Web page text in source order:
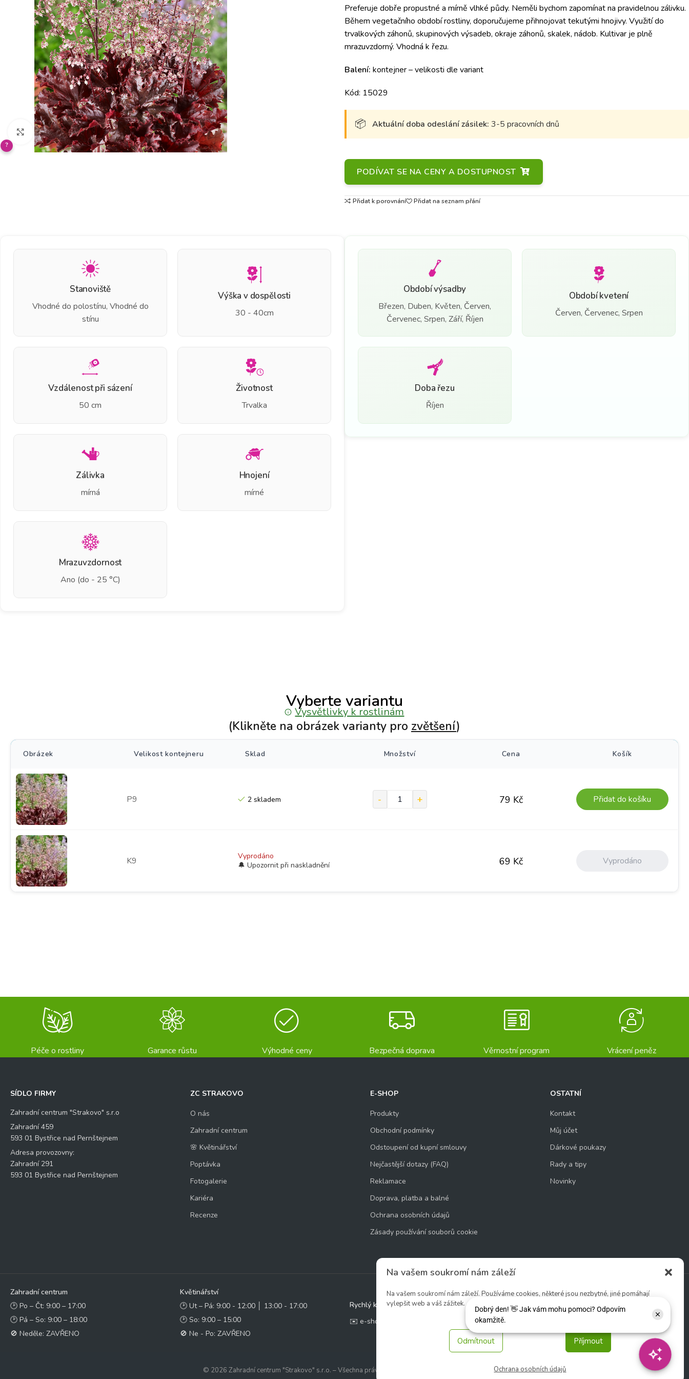
Na vašem soukromí nám záleží
Na vašem soukromí nám záleží. Používáme cookies, některé jsou nezbytné, jiné pomáhají
vylepšit web a váš zážitek.
Příjmout
Odmítnout
Ochrana osobních údajů
Klikněte pro zvětšení
?
Preferuje dobře propustné a mírně vlhké půdy. Neměli bychom zapomínat na pravidelnou zálivku.
Během vegetačního období rostliny, doporučujeme přihnojovat tekutými hnojivy. Využití do
trvalkových záhonů, skupinových výsadeb, okraje záhonů, skalek, nádob. Kultivar je plně
mrazuvzdorný. Vhodná k řezu.
Balení: kontejner – velikosti dle variant
Kód: 15029
Aktuální doba odeslání zásilek: 3-5 pracovních dnů
PODÍVAT SE NA CENY A DOSTUPNOST
Přidat k porovnání Přidat na seznam přání
Stanoviště
Vhodné do polostínu, Vhodné do
stínu
Výška v dospělosti
30 - 40cm
Vzdálenost při sázení
50 cm
Životnost
Trvalka
Zálivka
mírná
Hnojení
mírné
Mrazuvzdornost
Ano (do - 25 °C)
Období výsadby
Březen, Duben, Květen, Červen,
Červenec, Srpen, Září, Říjen
Období kvetení
Červen, Červenec, Srpen
Doba řezu
Říjen
Vyberte variantu
Vysvětlivky k rostlinám
(Klikněte na obrázek varianty pro zvětšení)
Obrázek Velikost kontejneru Sklad Množství Cena Košík
P9 2 skladem 79 Kč Přidat do košíku
K9 Vyprodáno 69 Kč Vyprodáno
Péče o rostliny Garance růstu Výhodné ceny Bezpečná doprava Věrnostní program Vrácení peněz
SÍDLO FIRMY
Zahradní centrum "Strakovo" s.r.o
Zahradní 459
593 01 Bystřice nad Pernštejnem
Adresa provozovny:
Zahradní 291
593 01 Bystřice nad Pernštejnem
ZC STRAKOVO
O nás
Zahradní centrum
🌸 Květinářství
Poptávka
Fotogalerie
Kariéra
Recenze
E-SHOP
Produkty
Obchodní podmínky
Odstoupení od kupní smlouvy
Nejčastější dotazy (FAQ)
Reklamace
Doprava, platba a balné
Ochrana osobních údajů
Zásady používání souborů cookie
OSTATNÍ
Kontakt
Můj účet
Dárkové poukazy
Rady a tipy
Novinky
Zahradní centrum
🕑 Po – Čt: 9:00 – 17:00
🕑 Pá – So: 9:00 – 18:00
🚫 Neděle: ZAVŘENO
Květinářství
🕑 Ut – Pá: 9:00 - 12:00 │ 13:00 - 17:00
🕑 So: 9:00 – 15:00
🚫 Ne - Po: ZAVŘENO
Rychlý kontakt:
✉️ e-shop@zcstrakovo.cz
Sledujte nás:
© 2026 Zahradní centrum "Strakovo" s.r.o. – Všechna práva vyhrazena. | Vytvořilo